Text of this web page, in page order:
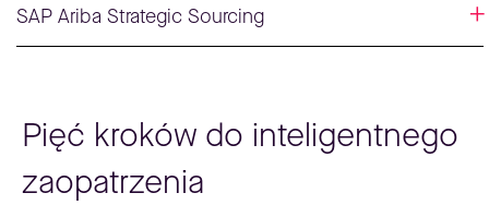
SAP Ariba Strategic Sourcing
Pięć kroków do inteligentnego
zaopatrzenia